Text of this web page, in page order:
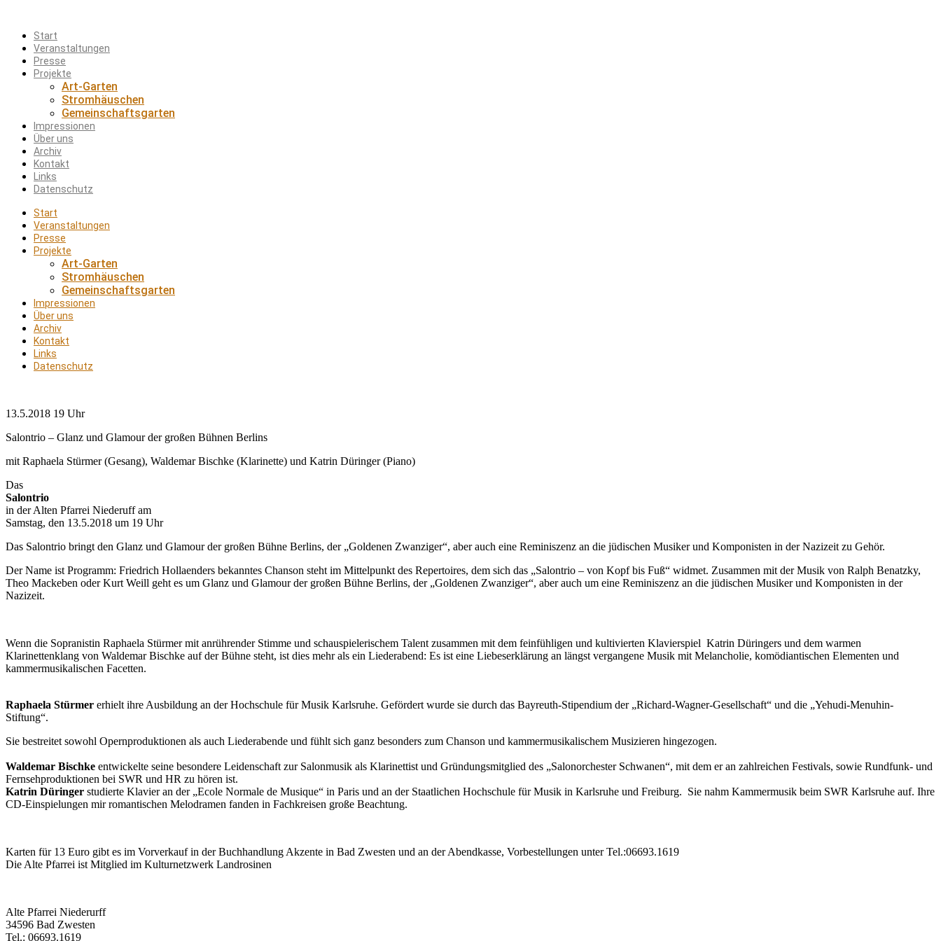
Start
Veranstaltungen
Presse
Projekte
Art-Garten
Stromhäuschen
Gemeinschaftsgarten
Impressionen
Über uns
Archiv
Kontakt
Links
Datenschutz
Start
Veranstaltungen
Presse
Projekte
Art-Garten
Stromhäuschen
Gemeinschaftsgarten
Impressionen
Über uns
Archiv
Kontakt
Links
Datenschutz
13.5.2018 19 Uhr
Salontrio – Glanz und Glamour der großen Bühnen Berlins
mit Raphaela Stürmer (Gesang), Waldemar Bischke (Klarinette) und Katrin Düringer (Piano)
Das
Salontrio
in der Alten Pfarrei Niederuff am
Samstag, den 13.5.2018 um 19 Uhr
Das Salontrio bringt den Glanz und Glamour der großen Bühne Berlins, der „Goldenen Zwanziger“, aber auch eine Reminiszenz an die jüdischen Musiker und Komponisten in der Nazizeit zu Gehör.
Der Name ist Programm: Friedrich Hollaenders bekanntes Chanson steht im Mittelpunkt des Repertoires, dem sich das „Salontrio – von Kopf bis Fuß“ widmet. Zusammen mit der Musik von Ralph Benatzky,
Theo Mackeben oder Kurt Weill geht es um Glanz und Glamour der großen Bühne Berlins, der „Goldenen Zwanziger“, aber auch um eine Reminiszenz an die jüdischen Musiker und Komponisten in der
Nazizeit.
Wenn die Sopranistin Raphaela Stürmer mit anrührender Stimme und schauspielerischem Talent zusammen mit dem feinfühligen und kultivierten Klavierspiel Katrin Düringers und dem warmen
Klarinettenklang von Waldemar Bischke auf der Bühne steht, ist dies mehr als ein Liederabend: Es ist eine Liebeserklärung an längst vergangene Musik mit Melancholie, komödiantischen Elementen und
kammermusikalischen Facetten.
Raphaela Stürmer erhielt ihre Ausbildung an der Hochschule für Musik Karlsruhe. Gefördert wurde sie durch das Bayreuth-Stipendium der „Richard-Wagner-Gesellschaft“ und die „Yehudi-Menuhin-
Stiftung“.
Sie bestreitet sowohl Opernproduktionen als auch Liederabende und fühlt sich ganz besonders zum Chanson und kammermusikalischem Musizieren hingezogen.
Waldemar Bischke entwickelte seine besondere Leidenschaft zur Salonmusik als Klarinettist und Gründungsmitglied des „Salonorchester Schwanen“, mit dem er an zahlreichen Festivals, sowie Rundfunk- und
Fernsehproduktionen bei SWR und HR zu hören ist.
Katrin Düringer studierte Klavier an der „Ecole Normale de Musique“ in Paris und an der Staatlichen Hochschule für Musik in Karlsruhe und Freiburg. Sie nahm Kammermusik beim SWR Karlsruhe auf. Ihre
CD-Einspielungen mir romantischen Melodramen fanden in Fachkreisen große Beachtung.
Karten für 13 Euro gibt es im Vorverkauf in der Buchhandlung Akzente in Bad Zwesten und an der Abendkasse, Vorbestellungen unter Tel.:06693.1619
Die Alte Pfarrei ist Mitglied im Kulturnetzwerk Landrosinen
Alte Pfarrei Niederurff
34596 Bad Zwesten
Tel.: 06693.1619